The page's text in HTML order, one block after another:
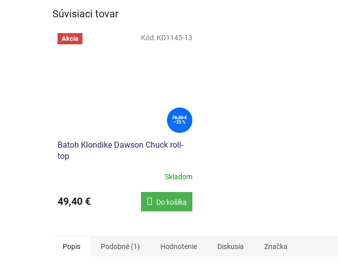
Súvisiaci tovar
Akcia
76,20 €
–35 %
Batoh Klondike Dawson Chuck roll-
top
Skladom
49,40 € Do košíka
Kód: KD1145-13
Popis Podobné (1) Hodnotenie Diskusia Značka